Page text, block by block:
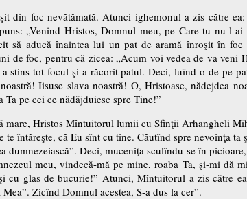
din foc nevătămată. Atunci ighemonul a zis către
„Venind Hristos, Domnul meu, pe Care tu nu l-
să aducă înaintea lui un pat de aramă înroşit în
de foc, pentru că zicea: „Acum voi vedea de va veni
stins tot focul şi a răcorit patul. Deci, luînd-o de pe
Iisuse slava noastră! O, Hristoase, nădejdea
pe cei ce nădăjduiesc spre Tine!”
mare, Hristos Mîntuitorul lumii cu Sfinţii Arhangheli
te întăreşte, că Eu sînt cu tine. Căutînd spre nevoinţa
dumnezeiască”. Deci, muceniţa sculîndu-se în
meu, vindecă-mă pe mine, roaba Ta, şi-mi dă
cu glas de bucurie!” Atunci, Mîntuitorul a zis către
Zicînd Domnul acestea, S-a dus la cer”.